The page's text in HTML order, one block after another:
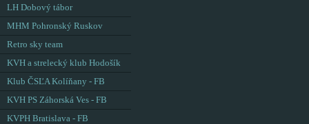
LH Dobový tábor
MHM Pohronský Ruskov
Retro sky team
KVH a strelecký klub Hodošík
Klub ČSĽA Kolíňany - FB
KVH PS Záhorská Ves - FB
KVPH Bratislava - FB